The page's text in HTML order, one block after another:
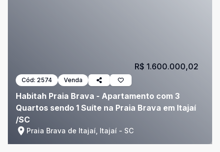
Cód: 2574 Venda
Habitah Praia Brava - Apartamento com 3
Quartos sendo 1 Suíte na Praia Brava em Itajaí
/SC
Praia Brava de Itajaí, Itajaí - SC
R$ 1.600.000,02